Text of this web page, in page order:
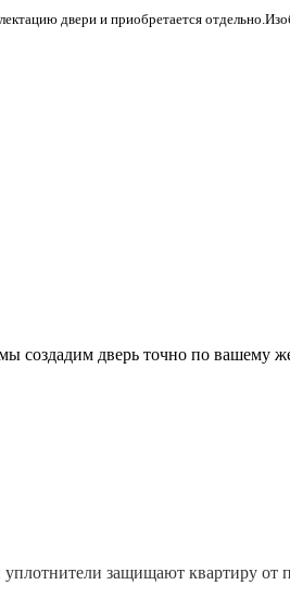
двери и приобретается отдельно.
создадим дверь точно по вашему
защищают квартиру от